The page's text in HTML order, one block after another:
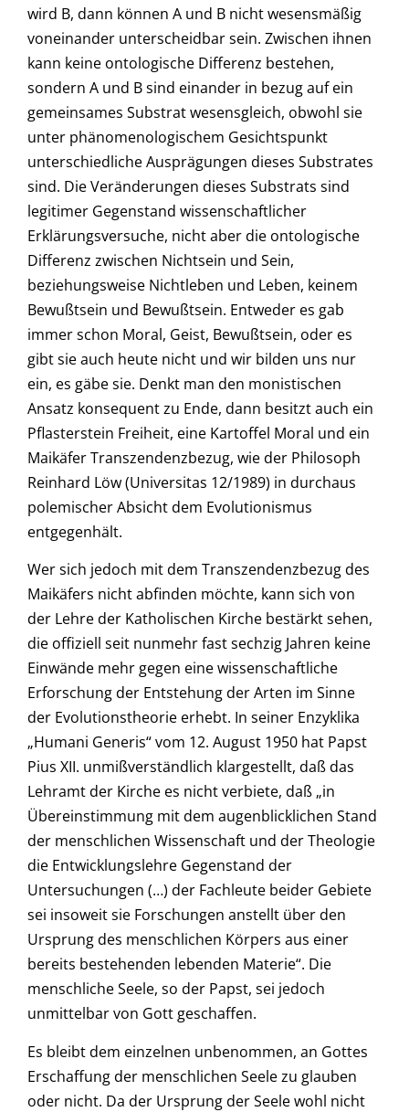
wird B, dann können A und B nicht wesensmäßig
voneinander unterscheidbar sein. Zwischen ihnen
kann keine ontologische Differenz bestehen,
sondern A und B sind einander in bezug auf ein
gemeinsames Substrat wesensgleich, obwohl sie
unter phänomenologischem Gesichtspunkt
unterschiedliche Ausprägungen dieses Substrates
sind. Die Veränderungen dieses Substrats sind
legitimer Gegenstand wissenschaftlicher
Erklärungsversuche, nicht aber die ontologische
Differenz zwischen Nichtsein und Sein,
beziehungsweise Nichtleben und Leben, keinem
Bewußtsein und Bewußtsein. Entweder es gab
immer schon Moral, Geist, Bewußtsein, oder es
gibt sie auch heute nicht und wir bilden uns nur
ein, es gäbe sie. Denkt man den monistischen
Ansatz konsequent zu Ende, dann besitzt auch ein
Pflasterstein Freiheit, eine Kartoffel Moral und ein
Maikäfer Transzendenzbezug, wie der Philosoph
Reinhard Löw (Universitas 12/1989) in durchaus
polemischer Absicht dem Evolutionismus
entgegenhält.
Wer sich jedoch mit dem Transzendenzbezug des
Maikäfers nicht abfinden möchte, kann sich von
der Lehre der Katholischen Kirche bestärkt sehen,
die offiziell seit nunmehr fast sechzig Jahren keine
Einwände mehr gegen eine wissenschaftliche
Erforschung der Entstehung der Arten im Sinne
der Evolutionstheorie erhebt. In seiner Enzyklika
„Humani Generis“ vom 12. August 1950 hat Papst
Pius XII. unmißverständlich klargestellt, daß das
Lehramt der Kirche es nicht verbiete, daß „in
Übereinstimmung mit dem augenblicklichen Stand
der menschlichen Wissenschaft und der Theologie
die Entwicklungslehre Gegenstand der
Untersuchungen (…) der Fachleute beider Gebiete
sei insoweit sie Forschungen anstellt über den
Ursprung des menschlichen Körpers aus einer
bereits bestehenden lebenden Materie“. Die
menschliche Seele, so der Papst, sei jedoch
unmittelbar von Gott geschaffen.
Es bleibt dem einzelnen unbenommen, an Gottes
Erschaffung der menschlichen Seele zu glauben
oder nicht. Da der Ursprung der Seele wohl nicht